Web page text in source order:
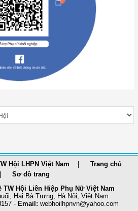
Hội LHPN Việt Nam
Trang chủ
Sơ đồ trang
Hội Liên Hiệp Phụ Nữ Việt Nam
Hai Bà Trưng, Hà Nội, Việt Nam
- Email: webhoilhpnvn@yahoo.com